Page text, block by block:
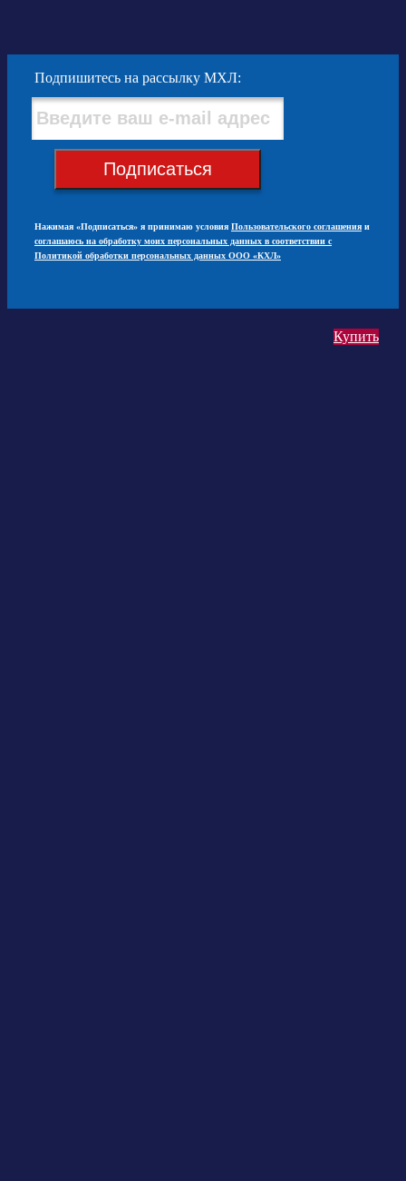
Купить
Подпишитесь на рассылку МХЛ:
Подписаться
Нажимая «Подписаться» я принимаю условия Пользовательского соглашения и
соглашаюсь на обработку моих персональных данных в соответствии с
Политикой обработки персональных данных ООО «КХЛ»